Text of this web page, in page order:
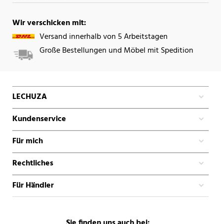
Wir verschicken mit:
Versand innerhalb von 5 Arbeitstagen
Große Bestellungen und Möbel mit Spedition
LECHUZA
Kundenservice
Für mich
Rechtliches
Für Händler